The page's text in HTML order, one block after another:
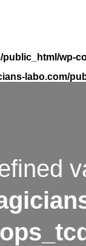
wp-
labo.com/